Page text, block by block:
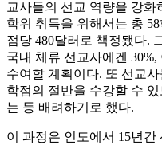
교사들의 선교 역량을 강
학위 취득을 위해서는 총
점당 480달러로 책정됐다.
국내 체류 선교사에겐
수여할 계획이다. 또 선교
학점의 절반을 수강할 수
는 등 배려하기로 했다.
이 과정은 인도에서 15년